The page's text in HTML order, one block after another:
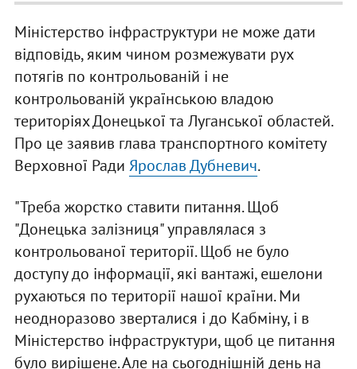
Міністерство інфраструктури не може дати
відповідь, яким чином розмежувати рух
потягів по контрольованій і не
контрольованій українською владою
територіях Донецької та Луганської областей.
Про це заявив глава транспортного комітету
Верховної Ради Ярослав Дубневич.
"Треба жорстко ставити питання. Щоб
"Донецька залізниця" управлялася з
контрольованої території. Щоб не було
доступу до інформації, які вантажі, ешелони
рухаються по території нашої країни. Ми
неодноразово зверталися і до Кабміну, і в
Міністерство інфраструктури, щоб це питання
було вирішене. Але на сьогоднішній день на